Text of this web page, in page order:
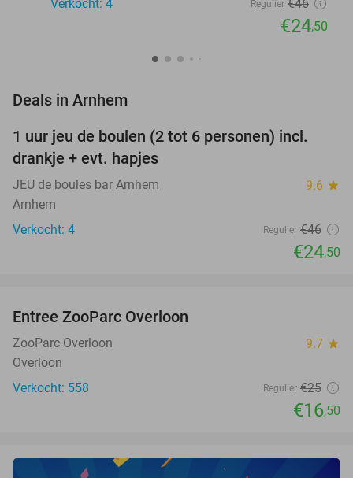
Verkocht: 4
Regulier €46
€24,50
Deals in Arnhem
47%
NEW
TODAY
1 uur jeu de boulen (2 tot 6 personen) incl.
drankje + evt. hapjes
JEU de boules bar Arnhem 9.6 star
Arnhem
Verkocht: 4
Regulier €46
€24,50
TODAY
Entree ZooParc Overloon
ZooParc Overloon 9.7 star
Overloon
Verkocht: 558
Regulier €25
€16,50